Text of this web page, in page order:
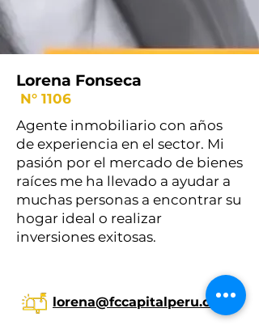
Lorena Fonseca
N° 1106
Agente inmobiliario con años
de experiencia en el sector. Mi
pasión por el mercado de bienes
raíces me ha llevado a ayudar a
muchas personas a encontrar su
hogar ideal o realizar
inversiones exitosas.
lorena@fccapitalperu.com